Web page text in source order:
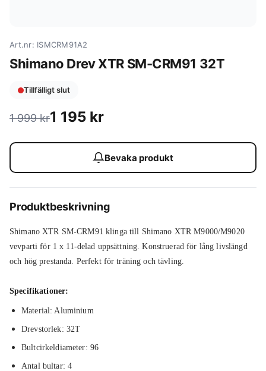
Art.nr: ISMCRM91A2
Shimano Drev XTR SM-CRM91 32T
Tillfälligt slut
1 999kr1 195 kr
Bevaka produkt
Produktbeskrivning
Shimano XTR SM-CRM91 klinga till Shimano XTR M9000/M9020
vevparti för 1 x 11-delad uppsättning. Konstruerad för lång livslängd
och hög prestanda. Perfekt för träning och tävling.
Specifikationer:
Material: Aluminium
Drevstorlek: 32T
Bultcirkeldiameter: 96
Antal bultar: 4